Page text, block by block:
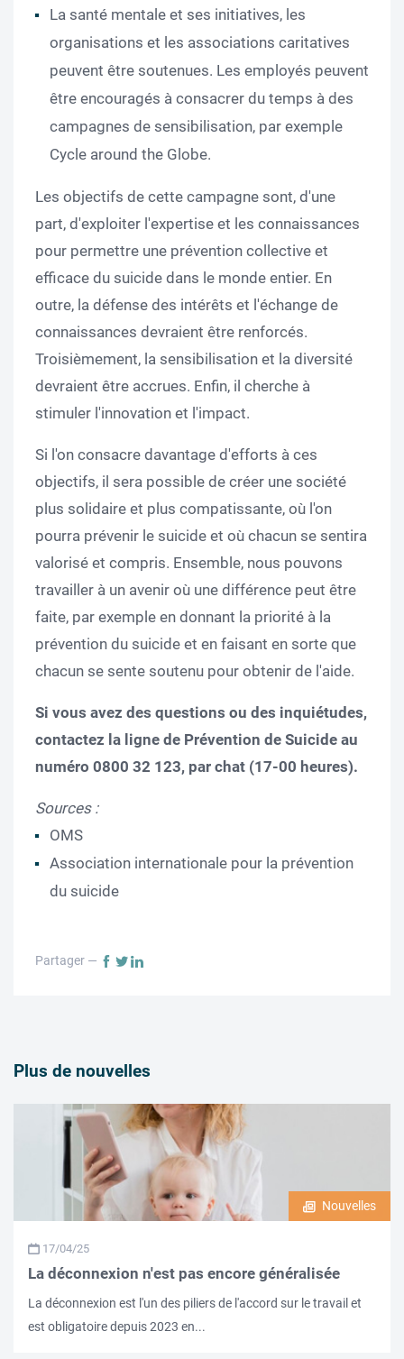
La santé mentale et ses initiatives, les
organisations et les associations caritatives
peuvent être soutenues. Les employés peuvent
être encouragés à consacrer du temps à des
campagnes de sensibilisation, par exemple
Cycle around the Globe.
Les objectifs de cette campagne sont, d'une
part, d'exploiter l'expertise et les connaissances
pour permettre une prévention collective et
efficace du suicide dans le monde entier. En
outre, la défense des intérêts et l'échange de
connaissances devraient être renforcés.
Troisièmement, la sensibilisation et la diversité
devraient être accrues. Enfin, il cherche à
stimuler l'innovation et l'impact.
Si l'on consacre davantage d'efforts à ces
objectifs, il sera possible de créer une société
plus solidaire et plus compatissante, où l'on
pourra prévenir le suicide et où chacun se sentira
valorisé et compris. Ensemble, nous pouvons
travailler à un avenir où une différence peut être
faite, par exemple en donnant la priorité à la
prévention du suicide et en faisant en sorte que
chacun se sente soutenu pour obtenir de l'aide.
Si vous avez des questions ou des inquiétudes,
contactez la ligne de Prévention de Suicide au
numéro 0800 32 123, par chat (17-00 heures).
Sources :
OMS
Association internationale pour la prévention
du suicide
Partager —
Plus de nouvelles
Nouvelles
17/04/25
La déconnexion n'est pas encore généralisée
La déconnexion est l'un des piliers de l'accord sur le travail et
est obligatoire depuis 2023 en...